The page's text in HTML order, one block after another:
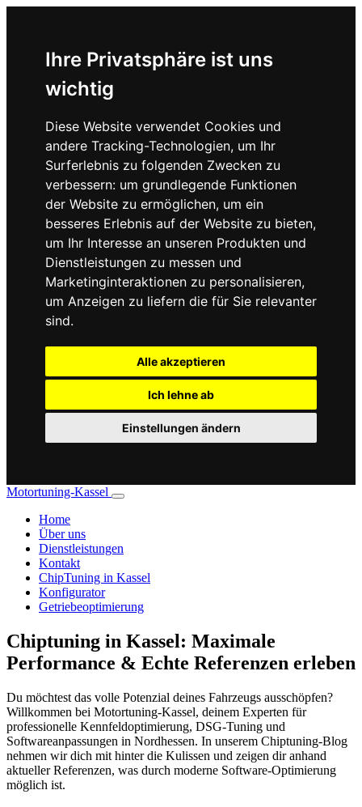
Ihre Privatsphäre ist uns
wichtig
Diese Website verwendet Cookies und
andere Tracking-Technologien, um Ihr
Surferlebnis zu folgenden Zwecken zu
verbessern: um grundlegende Funktionen
der Website zu ermöglichen, um ein
besseres Erlebnis auf der Website zu bieten,
um Ihr Interesse an unseren Produkten und
Dienstleistungen zu messen und
Marketinginteraktionen zu personalisieren,
um Anzeigen zu liefern die für Sie relevanter
sind.
Alle akzeptieren
Ich lehne ab
Einstellungen ändern
Motortuning-Kassel
Home
Über uns
Dienstleistungen
Kontakt
ChipTuning in Kassel
Konfigurator
Getriebeoptimierung
Chiptuning in Kassel: Maximale
Performance & Echte Referenzen erleben
Du möchtest das volle Potenzial deines Fahrzeugs ausschöpfen?
Willkommen bei Motortuning-Kassel, deinem Experten für
professionelle Kennfeldoptimierung, DSG-Tuning und
Softwareanpassungen in Nordhessen. In unserem Chiptuning-Blog
nehmen wir dich mit hinter die Kulissen und zeigen dir anhand
aktueller Referenzen, was durch moderne Software-Optimierung
möglich ist.